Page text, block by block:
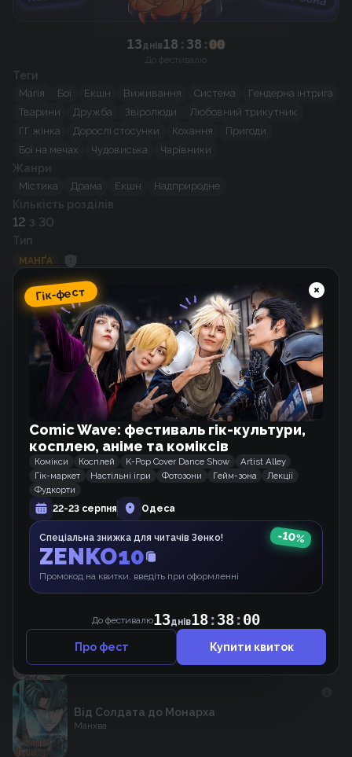
13днів 18 : 38 :00
До фестивалю
Теги
Магія Бої Екшн Виживання Система
Гендерна інтрига
Тварини
Дружба Звіролюди
Любовний трикутник
ГГ жінка
Дорослі стосунки Кохання
Пригоди
Бої на мечах
Чудовиська Чарівники
Жанри
Містика Драма Екшн Надприродне
Кількість розділів
12 з 30
Тип
МАНҐА
Статус перекладу
Перекладається
Статус тайтлу
Завершено
Автор оригіналу
Hirukuma
Художник
Morita Kazuhiko
Рік випуску
2019
Схожі тайтли
Дурнощі Тваринок
Терпіння, Моя Леді!
Манхва
Від Солдата до Монарха
Манхва
Гік-фест
Comic Wave: фестиваль гік-культури,
косплею, аніме та коміксів
Комікси Косплей K-Pop Cover Dance Show
Artist Alley
Гік-маркет
Настільні ігри Фотозони Гейм-зона
Лекції
Фудкорти
22-23 серпня
Одеса
Спеціальна знижка для читачів Зенко!
ZENKO10
Промокод на квитки, введіть при оформленні
-10%
До фестивалю13днів18:38:00
Про фест Купити квиток